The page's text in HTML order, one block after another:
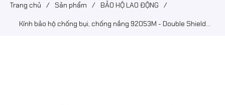
Trang chủ / Sản phẩm / BẢO HỘ LAO ĐỘNG /
Kính bảo hộ chống bụi, chống nắng 92053M - Double Shield